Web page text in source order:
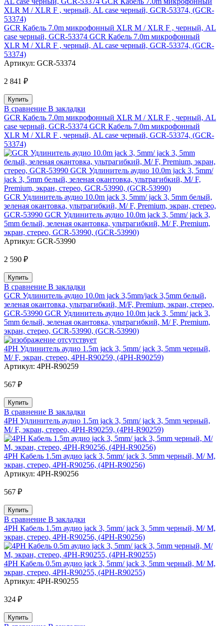
GCR Кабель 7.0m микрофонный XLR M / XLR F , черный, AL
case черный, GCR-53374 GCR Кабель 7.0m микрофонный
XLR M / XLR F , черный, AL case черный, GCR-53374, (GCR-
53374)
Артикул: GCR-53374
2 841 ₽
В сравнение В закладки
GCR Кабель 7.0m микрофонный XLR M / XLR F , черный, AL
case черный, GCR-53374 GCR Кабель 7.0m микрофонный
XLR M / XLR F , черный, AL case черный, GCR-53374, (GCR-
53374)
GCR Удлинитель аудио 10.0m jack 3, 5mm/ jack 3, 5mm белый,
зеленая окантовка, ультрагибкий, M/ F, Premium, экран, стерео,
GCR-53990 GCR Удлинитель аудио 10.0m jack 3, 5mm/ jack 3,
5mm белый, зеленая окантовка, ультрагибкий, M/ F, Premium,
экран, стерео, GCR-53990, (GCR-53990)
Артикул: GCR-53990
2 590 ₽
В сравнение В закладки
GCR Удлинитель аудио 10.0m jack 3,5mm/jack 3,5mm белый,
зеленая окантовка, ультрагибкий, M/F, Premium, экран, стерео,
GCR-53990 GCR Удлинитель аудио 10.0m jack 3, 5mm/ jack 3,
5mm белый, зеленая окантовка, ультрагибкий, M/ F, Premium,
экран, стерео, GCR-53990, (GCR-53990)
4PH Удлинитель аудио 1.5m jack 3, 5mm/ jack 3, 5mm черный,
M/ F, экран, стерео, 4PH-R90259, (4PH-R90259)
Артикул: 4PH-R90259
567 ₽
В сравнение В закладки
4PH Удлинитель аудио 1.5m jack 3, 5mm/ jack 3, 5mm черный,
M/ F, экран, стерео, 4PH-R90259, (4PH-R90259)
4PH Кабель 1.5m аудио jack 3, 5mm/ jack 3, 5mm черный, M/ M,
экран, стерео, 4PH-R90256, (4PH-R90256)
Артикул: 4PH-R90256
567 ₽
В сравнение В закладки
4PH Кабель 1.5m аудио jack 3, 5mm/ jack 3, 5mm черный, M/ M,
экран, стерео, 4PH-R90256, (4PH-R90256)
4PH Кабель 0.5m аудио jack 3, 5mm/ jack 3, 5mm черный, M/ M,
экран, стерео, 4PH-R90255, (4PH-R90255)
Артикул: 4PH-R90255
324 ₽